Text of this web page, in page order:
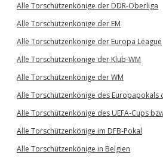
Alle Torschützenkönige der DDR-Oberliga
Alle Torschützenkönige der EM
Alle Torschützenkönige der Europa League
Alle Torschützenkönige der Klub-WM
Alle Torschützenkönige der WM
Alle Torschützenkönige des Europapokals
Alle Torschützenkönige des UEFA-Cups
Alle Torschützenkönige im DFB-Pokal
Alle Torschützenkönige in Belgien